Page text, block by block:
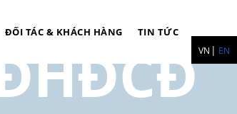
VN EN
ĐỐI TÁC & KHÁCH HÀNG TIN TỨC